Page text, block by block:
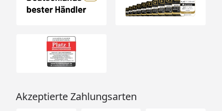
Akzeptierte Zahlungsarten